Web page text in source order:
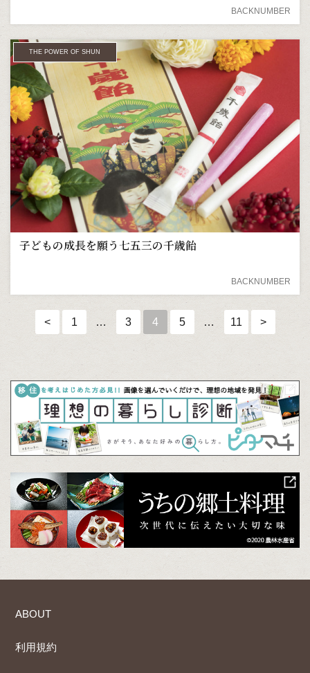
BACKNUMBER
THE POWER OF SHUN
子どもの成長を願う七五三の千歳飴
BACKNUMBER
< 1 … 3 4 5 … 11 >
ABOUT
利用規約